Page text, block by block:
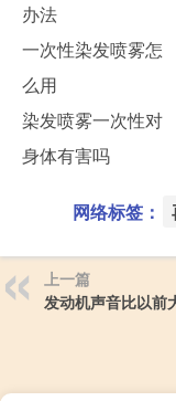
办法
一次性染发喷雾怎
么用
染发喷雾一次性对
身体有害吗
网络标签：
上一篇
发动机声音比以前